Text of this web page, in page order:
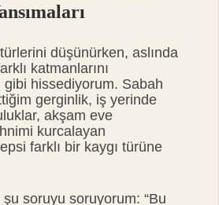
düşünürken, aslında
katmanlarını
hissediyorum. Sabah
gerginlik, iş yerinde
akşam eve
kurcalayan
farklı bir kaygı türüne
soruyu soruyorum: “Bu